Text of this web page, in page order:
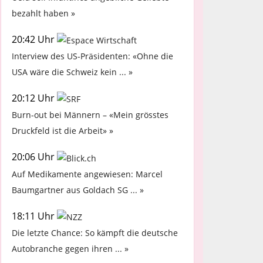
bezahlt haben »
20:42 Uhr
Interview des US-Präsidenten: «Ohne die
USA wäre die Schweiz kein ... »
20:12 Uhr
Burn-out bei Männern – «Mein grösstes
Druckfeld ist die Arbeit» »
20:06 Uhr
Auf Medikamente angewiesen: Marcel
Baumgartner aus Goldach SG ... »
18:11 Uhr
Die letzte Chance: So kämpft die deutsche
Autobranche gegen ihren ... »